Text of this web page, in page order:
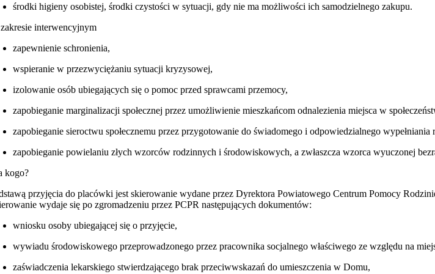
środki higieny osobistej, środki czystości w sytuacji, gdy nie ma możliwości ich samodzielnego zakupu.
interwencyjnym
zapewnienie schronienia,
wspieranie w przezwyciężaniu sytuacji kryzysowej,
izolowanie osób ubiegających się o pomoc przed sprawcami przemocy,
zapobieganie marginalizacji społecznej przez umożliwienie mieszkańcom odnalezienia miejsca w
zapobieganie sieroctwu społecznemu przez przygotowanie do świadomego i odpowiedzialnego
zapobieganie powielaniu złych wzorców rodzinnych i środowiskowych, a zwłaszcza wzorca wyuczonej
kogo?
przyjęcia do placówki jest skierowanie wydane przez Dyrektora Powiatowego Centrum Pomocy
wydaje się po zgromadzeniu przez PCPR następujących dokumentów:
wniosku osoby ubiegającej się o przyjęcie,
wywiadu środowiskowego przeprowadzonego przez pracownika socjalnego właściwego ze względu na
zaświadczenia lekarskiego stwierdzającego brak przeciwwskazań do umieszczenia w Domu,